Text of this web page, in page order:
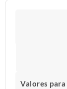
Valores